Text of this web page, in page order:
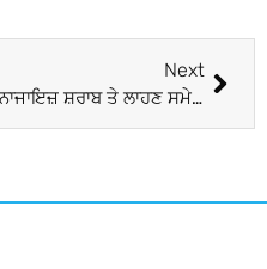
Next
ਨਾਜਾਇਜ਼ ਸ਼ਰਾਬ ਤੇ ਲਾਹਣ ਸਮੇਤ ਮਾਂ-ਪੁੱਤ ਗਿ੍ਫ਼ਤਾਰ